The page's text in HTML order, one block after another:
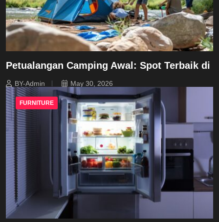
Petualangan Camping Awal: Spot Terbaik di
BY-Admin May 30, 2026
FURNITURE